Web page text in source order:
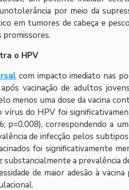
por meio da
em tumores de cabeça e
promissores.
o HPV
com impacto imediato nas
vacinação de adultos
menos uma dose da vacina
do HPV foi
p=0.008), correspondendo a
de infecção pelos
foi significativamente
substancialmente a
de maior adesão à